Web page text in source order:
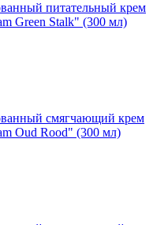
питательный крем
Green Stalk" (300 мл)
смягчающий крем
Oud Rood" (300 мл)